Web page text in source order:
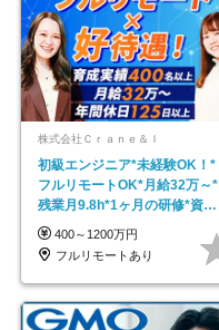
株式会社Ｃｒａｎｅ＆Ｉ
初級エンジニア*未経験OK！*
フルリモートOK*月給32万～*
残業月9.8h*1ヶ月の研修*資格
取得率100％
400～1200万円
フルリモートあり